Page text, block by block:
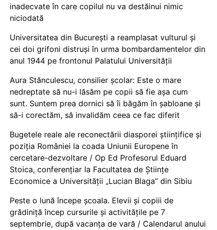
inadecvate în care copilul nu va destăinui nimic
niciodată
Universitatea din București a reamplasat vulturul și
cei doi grifoni distruși în urma bombardamentelor din
anul 1944 pe frontonul Palatului Universității
Aura Stănculescu, consilier școlar: Este o mare
nedreptate să nu-i lăsăm pe copii să fie așa cum
sunt. Suntem prea dornici să îi băgăm în șabloane și
să-i corectăm, să invalidăm ceea ce fac diferit
Bugetele reale ale reconectării diasporei științifice și
poziția României la coada Uniunii Europene în
cercetare-dezvoltare / Op Ed Profesorul Eduard
Stoica, conferențiar la Facultatea de Științe
Economice a Universității „Lucian Blaga” din Sibiu
Peste o lună începe școala. Elevii și copiii de
grădiniță încep cursurile și activitățile pe 7
septembrie, după vacanța de vară / Calendarul anului